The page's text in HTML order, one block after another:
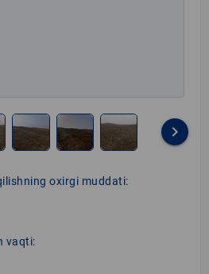
keyboard_arrow_right
oxirgi muddati:
vaqti: